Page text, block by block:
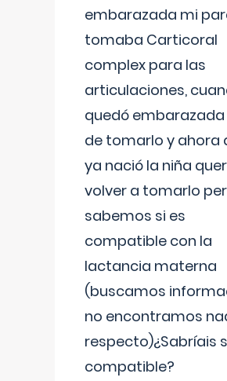
embarazada mi
tomaba Carticoral
complex para las
articulaciones,
quedó embarazada
de tomarlo y ahora
ya nació la niña
volver a tomarlo
sabemos si es
compatible con la
lactancia materna
(buscamos
no encontramos
respecto)¿Sabríais
compatible?